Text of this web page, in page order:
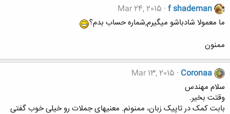
f shademan
Mar 24, 2015
ما معمولا شادباشو ميگيرم,شماره حساب بدم؟
ممنون
Coronaa
Mar 13, 2015
سلام مهندس
وقتت بخیر.
بابت کمک در تاپیک زبان، ممنونم. معنیهای جملات رو خیلی خوب گفتی